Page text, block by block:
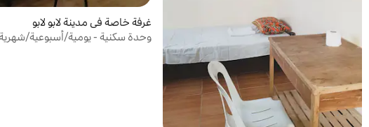
غرفة خاصة في مدينة لابو لابو
وحدة سكنية - يومية/أسبوعية/